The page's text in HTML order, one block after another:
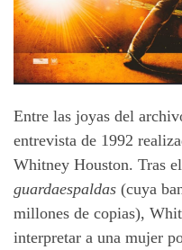
Entre las joyas del
entrevista de 1992
Whitney Houston. Tras
guardaespaldas (cuya
millones de copias),
interpretar a una mujer